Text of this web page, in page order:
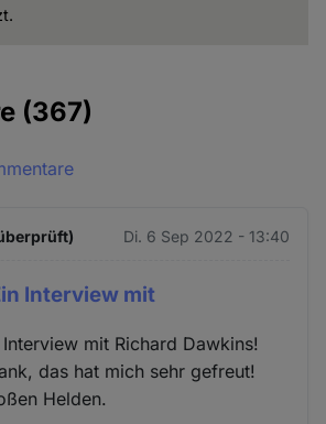
(367)
Di. 6 Sep 2022 - 13:40
Interview mit
mit Richard Dawkins!
das hat mich sehr gefreut!
Helden.